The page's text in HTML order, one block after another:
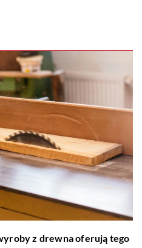
z drewna oferują tego